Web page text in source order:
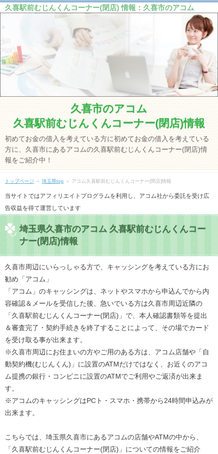
久喜駅前むじんくんコーナー(閉店) 情報：久喜市のアコム
久喜市のアコム
久喜駅前むじんくんコーナー(閉店)情報
初めてお金の借入を考えている方に初めてお金の借入を考えている
方に、久喜市にあるアコムの久喜駅前むじんくんコーナー(閉店)情
報をご紹介中！
トップページ ＞ 埼玉県top ＞ アコム久喜駅前むじんくんコーナー(閉店)情報
当サイトではアフィリエイトプログラムを利用し、アコム社から委託を受け広
告収益を得て運営しています
埼玉県久喜市のアコム 久喜駅前むじんくんコー
ナー(閉店)情報
久喜市周辺にいらっしゃる方で、キャッシングを考えている方にお
勧め「アコム」
「アコム」のキャッシングは、ネットやスマホから申込んでから内
容確認＆メールを受信した後、急いでいる方は久喜市周辺近隣の
「久喜駅前むじんくんコーナー(閉店)」で、本人確認書類等を提出
＆審査完了・契約手続きを終了することによって、その場でカード
を受け取る事が出来ます。
※久喜市周辺にお住まいの方やご用のある方は、アコム店舗や「自
動契約機(むじんくん)」に設置のATMだけではなく、お近くのアコ
ム提携の銀行・コンビニに設置のATMでご利用やご返済が出来ま
す。
※アコムのキャッシングはPCト・スマホ・携帯から24時間申込みが
出来ます。
こちらでは、埼玉県久喜市にあるアコムの店舗やATMの中から、
「久喜駅前むじんくんコーナー(閉店)」についての情報をご紹介